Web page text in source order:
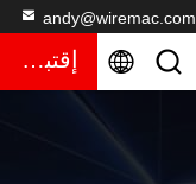
andy@wiremac.com
إقتباس